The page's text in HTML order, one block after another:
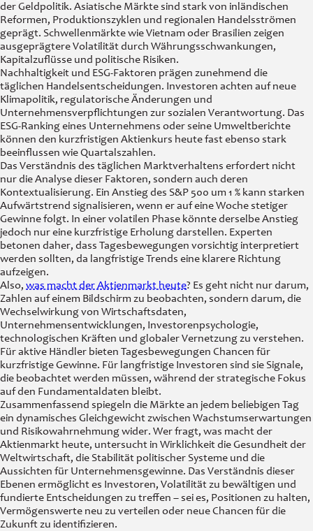
der Geldpolitik. Asiatische Märkte sind stark von inländischen
Reformen, Produktionszyklen und regionalen Handelsströmen
geprägt. Schwellenmärkte wie Vietnam oder Brasilien zeigen
ausgeprägtere Volatilität durch Währungsschwankungen,
Kapitalzuflüsse und politische Risiken.
Nachhaltigkeit und ESG-Faktoren prägen zunehmend die
täglichen Handelsentscheidungen. Investoren achten auf neue
Klimapolitik, regulatorische Änderungen und
Unternehmensverpflichtungen zur sozialen Verantwortung. Das
ESG-Ranking eines Unternehmens oder seine Umweltberichte
können den kurzfristigen Aktienkurs heute fast ebenso stark
beeinflussen wie Quartalszahlen.
Das Verständnis des täglichen Marktverhaltens erfordert nicht
nur die Analyse dieser Faktoren, sondern auch deren
Kontextualisierung. Ein Anstieg des S&P 500 um 1 % kann starken
Aufwärtstrend signalisieren, wenn er auf eine Woche stetiger
Gewinne folgt. In einer volatilen Phase könnte derselbe Anstieg
jedoch nur eine kurzfristige Erholung darstellen. Experten
betonen daher, dass Tagesbewegungen vorsichtig interpretiert
werden sollten, da langfristige Trends eine klarere Richtung
aufzeigen.
Also, was macht der Aktienmarkt heute? Es geht nicht nur darum,
Zahlen auf einem Bildschirm zu beobachten, sondern darum, die
Wechselwirkung von Wirtschaftsdaten,
Unternehmensentwicklungen, Investorenpsychologie,
technologischen Kräften und globaler Vernetzung zu verstehen.
Für aktive Händler bieten Tagesbewegungen Chancen für
kurzfristige Gewinne. Für langfristige Investoren sind sie Signale,
die beobachtet werden müssen, während der strategische Fokus
auf den Fundamentaldaten bleibt.
Zusammenfassend spiegeln die Märkte an jedem beliebigen Tag
ein dynamisches Gleichgewicht zwischen Wachstumserwartungen
und Risikowahrnehmung wider. Wer fragt, was macht der
Aktienmarkt heute, untersucht in Wirklichkeit die Gesundheit der
Weltwirtschaft, die Stabilität politischer Systeme und die
Aussichten für Unternehmensgewinne. Das Verständnis dieser
Ebenen ermöglicht es Investoren, Volatilität zu bewältigen und
fundierte Entscheidungen zu treffen – sei es, Positionen zu halten,
Vermögenswerte neu zu verteilen oder neue Chancen für die
Zukunft zu identifizieren.